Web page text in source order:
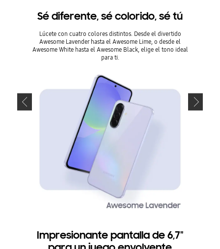
Sé diferente, sé colorido, sé tú
Lúcete con cuatro colores distintos. Desde el divertido
Awesome Lavender hasta el Awesome Lime, o desde el
Awesome White hasta el Awesome Black, elige el tono ideal
para ti.
Impresionante pantalla de 6,7"